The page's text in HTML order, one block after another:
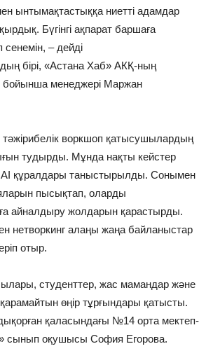
ынтымақтастыққа ниетті адамдар
Бүгінгі ақпарат баршаға
– дейді
бірі, «Астана Хаб» АКҚ-ның
бойынша менеджері Маржан
воркшоп қатысушылардың
тудырды. Мұнда нақты кейстер
AI құралдары таныстырылды. Сонымен
пысықтап, оларды
айналдыру жолдарын қарастырды.
нетворкинг алаңы жаңа байланыстар
отыр.
студенттер, жас мамандар және
өңір тұрғындары қатысты.
қаласындағы №14 орта мектеп-
сынып оқушысы София Егорова.